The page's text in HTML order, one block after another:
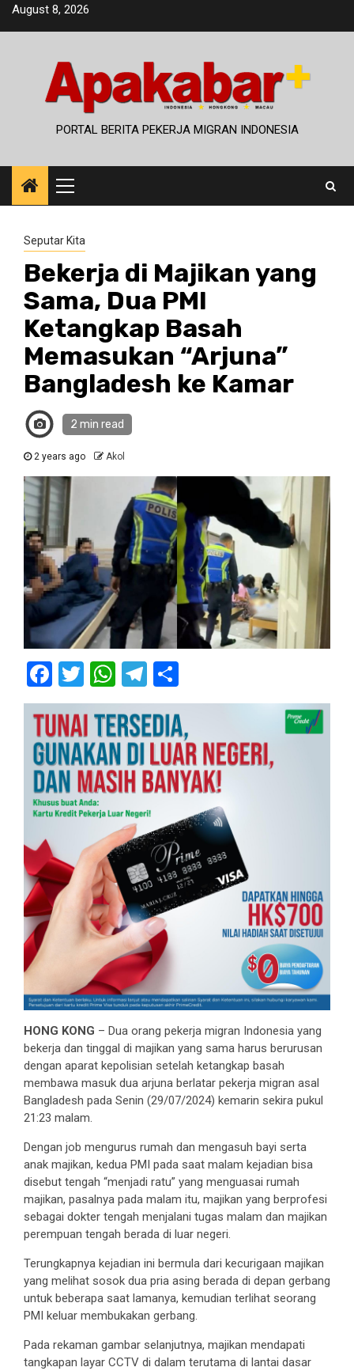
SkipAugust 8, 2026
PORTAL BERITA PEKERJA MIGRAN INDONESIA
Primary
Menu
Seputar Kita
Bekerja di Majikan yang
Sama, Dua PMI
Ketangkap Basah
Memasukan “Arjuna”
Bangladesh ke Kamar
2 min read
2 years ago Akol
Facebook
Twitter
WhatsApp
Telegram
HONG KONG – Dua orang pekerja migran Indonesia yang
bekerja dan tinggal di majikan yang sama harus berurusan
dengan aparat kepolisian setelah ketangkap basah
membawa masuk dua arjuna berlatar pekerja migran asal
Bangladesh pada Senin (29/07/2024) kemarin sekira pukul
21:23 malam.
Dengan job mengurus rumah dan mengasuh bayi serta
anak majikan, kedua PMI pada saat malam kejadian bisa
disebut tengah “menjadi ratu” yang menguasai rumah
majikan, pasalnya pada malam itu, majikan yang berprofesi
sebagai dokter tengah menjalani tugas malam dan majikan
perempuan tengah berada di luar negeri.
Terungkapnya kejadian ini bermula dari kecurigaan majikan
yang melihat sosok dua pria asing berada di depan gerbang
untuk beberapa saat lamanya, kemudian terlihat seorang
PMI keluar membukakan gerbang.
Pada rekaman gambar selanjutnya, majikan mendapati
tangkapan layar CCTV di dalam terutama di lantai dasar